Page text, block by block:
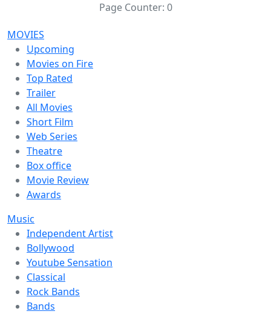
Page Counter: 0
MOVIES
Upcoming
Movies on Fire
Top Rated
Trailer
All Movies
Short Film
Web Series
Theatre
Box office
Movie Review
Awards
Music
Independent Artist
Bollywood
Youtube Sensation
Classical
Rock Bands
Bands